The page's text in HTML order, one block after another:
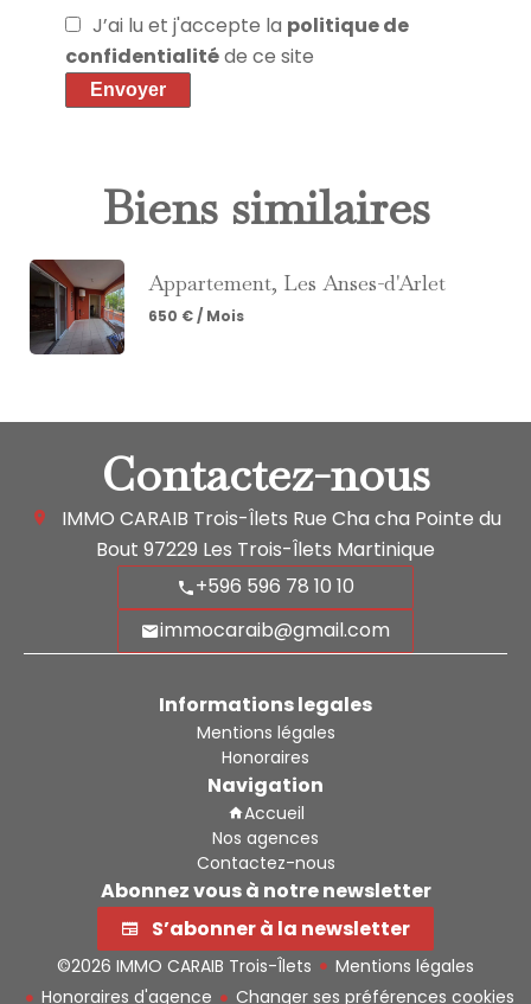
J’ai lu et j'accepte la politique de
confidentialitéde ce site
Envoyer
Biens similaires
Appartement, Les Anses-d'Arlet
650 € / Mois
Contactez-nous
IMMO CARAIB Trois-Îlets Rue Cha cha Pointe du
Bout 97229 Les Trois-Îlets Martinique
+596 596 78 10 10
immocaraib@gmail.com
Informations legales
Mentions légales
Honoraires
Navigation
Accueil
Nos agences
Contactez-nous
Abonnez vous à notre newsletter
S’abonner à la newsletter
©2026 IMMO CARAIB Trois-Îlets
Mentions légales
Honoraires d'agence
Changer ses préférences cookies